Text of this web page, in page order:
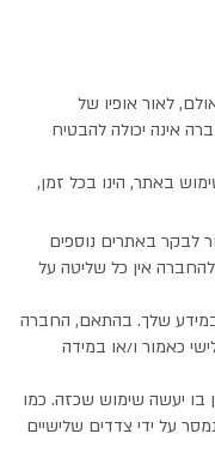
לאור אופיו של
אינה יכולה להבטיח
באתר, הינו בכל זמן,
לבקר באתרים נוספים
אין כל שליטה על
שלך. בהתאם, החברה
כאמור ו/או במידה
יעשה שימוש שכזה. כמו
על ידי צדדים שלישיים